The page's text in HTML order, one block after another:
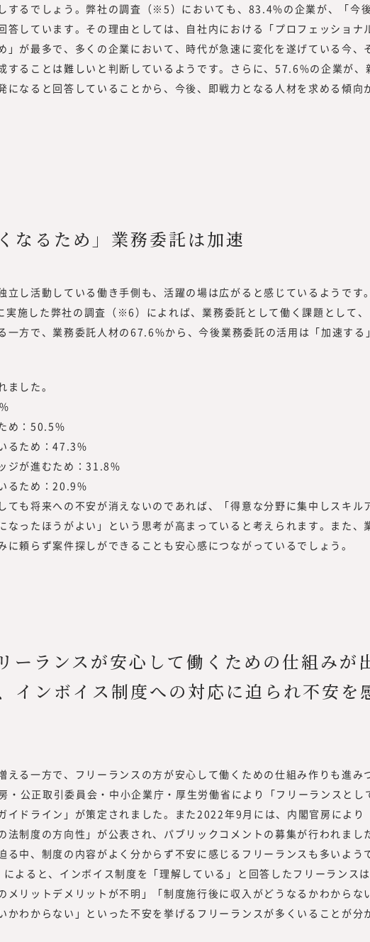
するでしょう。弊社の調査（※5）においても、83.4%の企業が、「今
答しています。その理由としては、自社内における「プロフェッショナ
」が最多で、多くの企業において、時代が急速に変化を遂げている今、
することは難しいと判断しているようです。さらに、57.6%の企業が、
になると回答していることから、今後、即戦力となる人材を求める傾向
なるため」業務委託は加速
し活動している働き手側も、活躍の場は広がると感じているようです
施した弊社の調査（※6）によれば、業務委託として働く課題として、
一方で、業務委託人材の67.6%から、今後業務委託の活用は「加速する
した。
め：50.5%
るため：47.3%
ジが進むため：31.8%
るため：20.9%
も将来への不安が消えないのであれば、「得意な分野に集中しスキル
なったほうがよい」という思考が高まっていると考えられます。また、
頼らず案件探しができることも安心感につながっているでしょう。
ーランスが安心して働くための仕組みが
インボイス制度への対応に迫られ不安を
る一方で、フリーランスの方が安心して働くための仕組み作りも進み
・公正取引委員会・中小企業庁・厚生労働省により「フリーランスとし
イドライン」が策定されました。また2022年9月には、内閣官房により
法制度の方向性」が公表され、パブリックコメントの募集が行われまし
中、制度の内容がよく分からず不安に感じるフリーランスも多いよう
よると、インボイス制度を「理解している」と回答したフリーランス
リットデメリットが不明」「制度施行後に収入がどうなるかわからな
かわからない」といった不安を挙げるフリーランスが多くいることが分